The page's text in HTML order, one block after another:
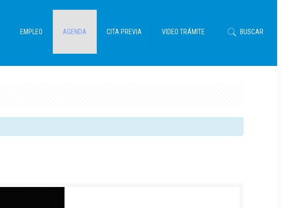
EMPLEO AGENDA CITA PREVIA VIDEO TRÁMITE BUSCAR